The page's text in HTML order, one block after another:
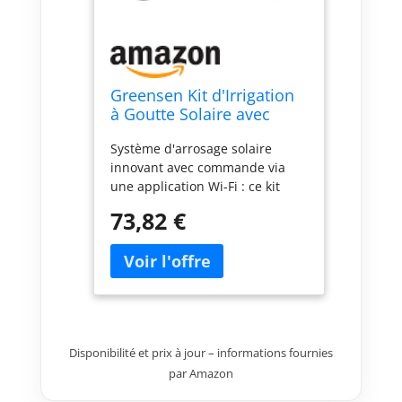
Greensen Kit d'Irrigation
à Goutte Solaire avec
Contrôle WiFi, Système
d'Arrosage Automatique
pour Balcons, Jardins,
Système d'arrosage solaire
innovant avec commande via
une application Wi-Fi : ce kit
alimenté par le panneau solaire
fourni et la puissante batterie
de 2000 mAh, de manière
totalement autonome et sans
raccordement électrique ni
les systèmes conventionnels
atteignent leurs limites.
73,82 €
Disponibilité et prix à jour – informations fournies
par Amazon